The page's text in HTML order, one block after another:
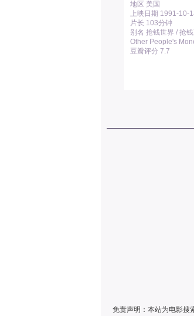
地区 美国
上映日期 1991-10-
片长 103分钟
别名 抢钱世界 / 抢
Other People's
豆瓣评分 7.7
免责声明：本站为电影搜